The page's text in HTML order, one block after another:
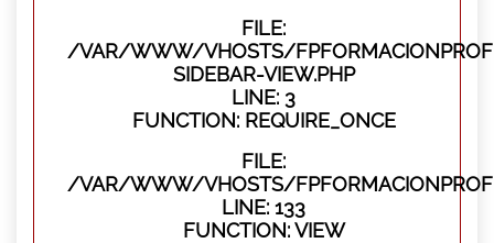
FILE:
/VAR/WWW/VHOSTS/
SIDEBAR-VIEW.PHP
LINE: 3
FUNCTION: REQUIRE_ONCE
FILE:
/VAR/WWW/VHOSTS/
LINE: 133
FUNCTION: VIEW